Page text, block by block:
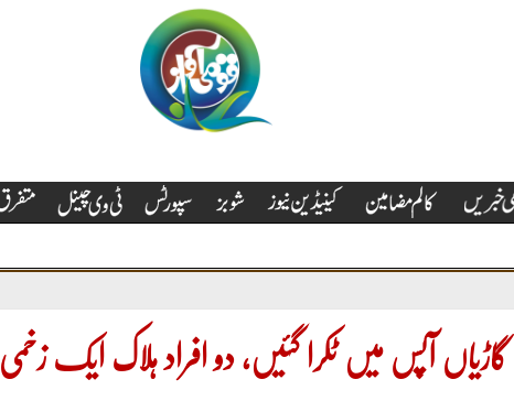
آپس میں ٹکرا گئیں، دو افراد ہلاک ایک زخمی